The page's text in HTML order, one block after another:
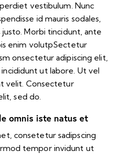
vestibulum. Nunc
id mauris sodales,
Morbi tincidunt, ante
enim volutpSectetur
onsectetur adipiscing elit,
ut labore. Ut vel
velit. Consectetur
sed do.
omnis iste natus et
consetetur sadipscing
tempor invidunt ut